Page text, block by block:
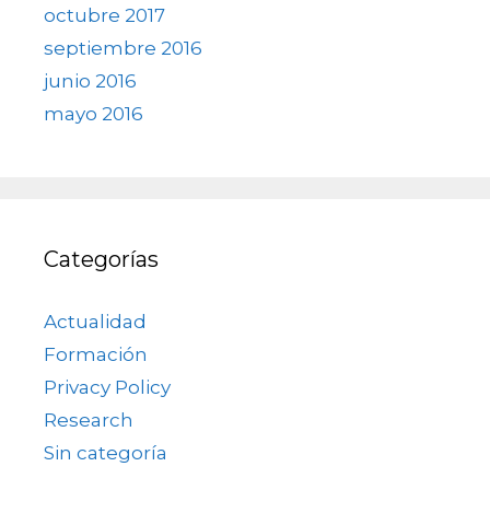
octubre 2017
septiembre 2016
junio 2016
mayo 2016
Categorías
Actualidad
Formación
Privacy Policy
Research
Sin categoría